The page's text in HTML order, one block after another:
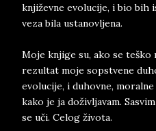
književne evolucije, i bio bih
veza bila ustanovljena.
Moje knjige su, ako se teško
rezultat moje sopstvene
evolucije, i duhovne,
kako je ja doživljavam.
se uči. Celog života.